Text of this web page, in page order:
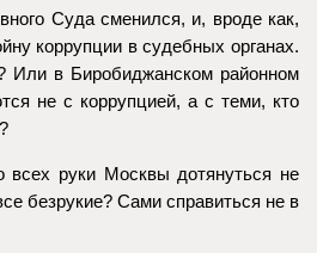
Суда сменился, и, вроде как,
коррупции в судебных органах.
Или в Биробиджанском районном
не с коррупцией, а с теми, кто
руки Москвы дотянуться не
безрукие? Сами справиться не в